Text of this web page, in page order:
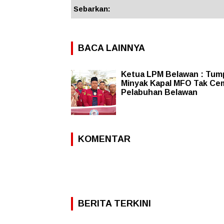
Sebarkan:
BACA LAINNYA
Ketua LPM Belawan :
Minyak Kapal MFO Tak
Pelabuhan Belawan
KOMENTAR
BERITA TERKINI